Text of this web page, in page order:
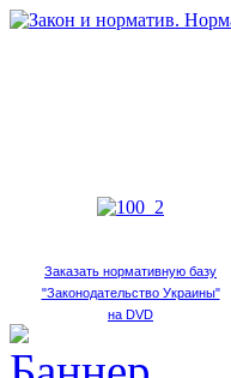
Заказать нормативную базу
"Законодательство Украины"
на DVD